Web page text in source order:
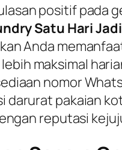
positif pada
Satu Hari
Anda
maksimal
nomor
darurat pakaian
reputasi